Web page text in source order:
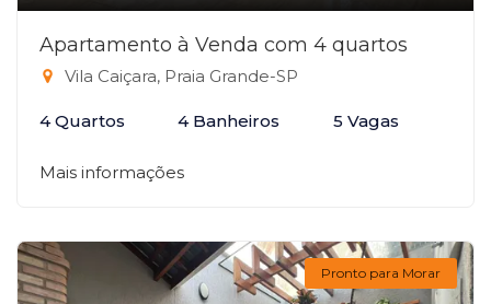
Apartamento à Venda com 4 quartos
Vila Caiçara, Praia Grande-SP
4 Quartos 4 Banheiros 5 Vagas
Mais informações
Pronto para Morar